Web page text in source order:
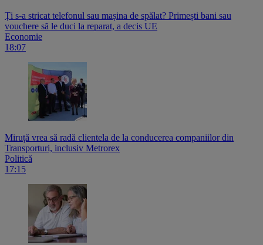
Ți s-a stricat telefonul sau mașina de spălat? Primești bani sau
vouchere să le duci la reparat, a decis UE
Economie
18:07
Miruță vrea să radă clientela de la conducerea companiilor din
Transporturi, inclusiv Metrorex
Politică
17:15